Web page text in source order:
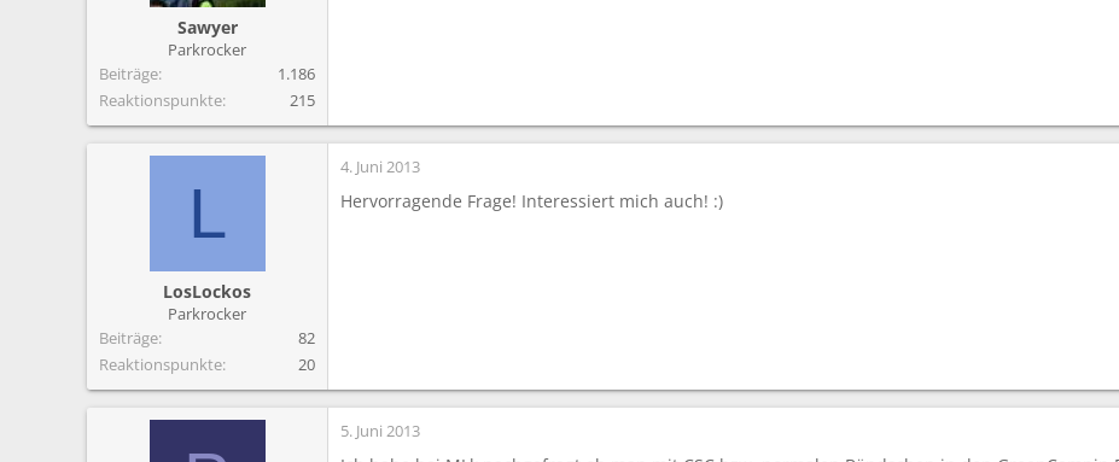
Sawyer
Parkrocker
Beiträge
1.186
Reaktionspunkte
215
L
LosLockos
Parkrocker
Beiträge
82
Reaktionspunkte
20
4. Juni 2013
Hervorragende Frage! Interessiert mich auch! :)
5. Juni 2013